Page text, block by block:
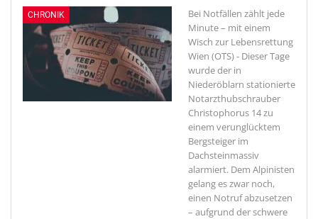
CHRONIK
Bei Notfällen zählt jede
Minute – mit einem
Wisch zur Lebensrettung
Wien (OTS) - Dieser Tage
wurde der in
Niederöblarn stationierte
Notarzthubschrauber
Christophorus 14 zu
einem verunglücktem
Bergsteiger im
Dachsteinmassiv
alarmiert. Dem Alpinisten
gelang es zwar noch,
einen Notruf abzusetzen
– aufgrund der schwere